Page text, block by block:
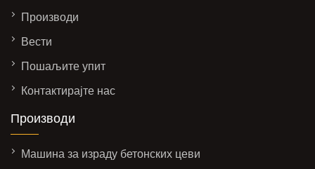
Производи
Вести
Пошаљите упит
Контактирајте нас
Производи
Машина за израду бетонских цеви